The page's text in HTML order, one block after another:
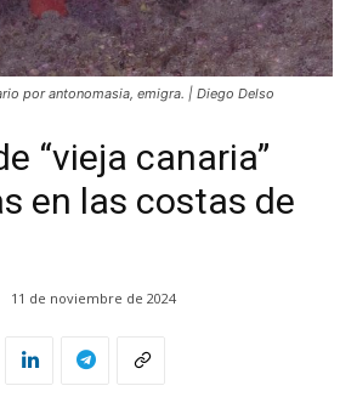
por antonomasia, emigra. | Diego Delso
“vieja canaria”
en las costas de
11 de noviembre de 2024